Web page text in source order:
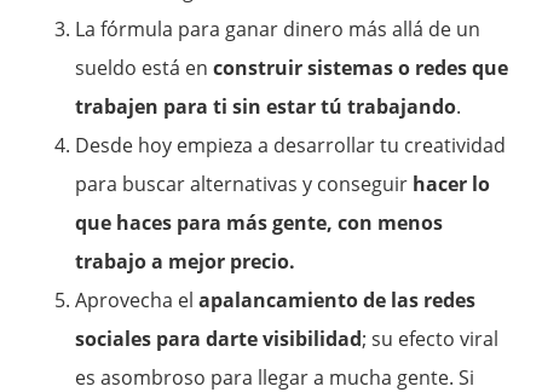
La fórmula para ganar dinero más allá de un
sueldo está enconstruir sistemas o redes que
trabajen para ti sin estar tú trabajando.
Desde hoy empieza a desarrollar tu creatividad
para buscar alternativas y conseguir hacer lo
que haces para más gente, con menos
trabajo a mejor precio.
Aprovecha el apalancamiento de las redes
sociales para darte visibilidad; su efecto viral
es asombroso para llegar a mucha gente. Si